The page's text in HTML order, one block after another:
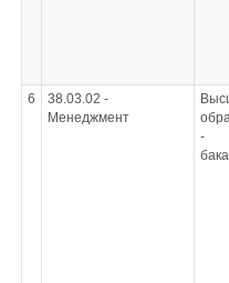
6
38.03.02 -
Менеджмент
-